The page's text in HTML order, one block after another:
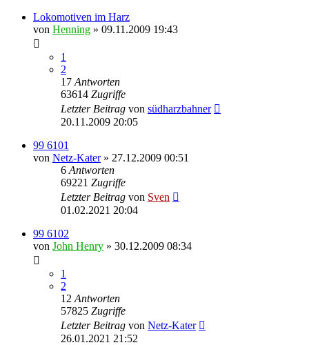
Lokomotiven im Harz
von Henning » 09.11.2009 19:43
1
2
17 Antworten
63614 Zugriffe
Letzter Beitrag von südharzbahner
20.11.2009 20:05
99 6101
von Netz-Kater» 27.12.2009 00:51
6 Antworten
69221 Zugriffe
Letzter Beitrag von Sven
01.02.2021 20:04
99 6102
von John Henry » 30.12.2009 08:34
1
2
12 Antworten
57825 Zugriffe
Letzter Beitrag von Netz-Kater
26.01.2021 21:52